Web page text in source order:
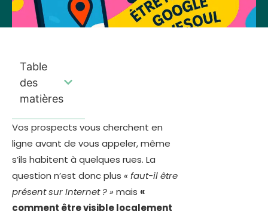
Vos prospects vous cherchent en
ligne avant de vous appeler, même
s’ils habitent à quelques rues. La
question n’est donc plus « faut-il être
présent sur Internet ? »mais «
comment être visible localement
Table
des
matières